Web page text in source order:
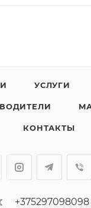
УСЛУГИ
КОНТАКТЫ
+375297098098